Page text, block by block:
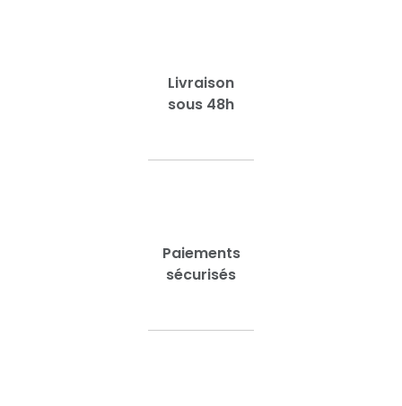
Livraison
sous 48h
Paiements
sécurisés